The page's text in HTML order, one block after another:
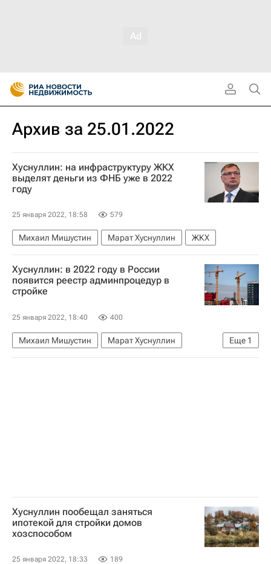
Архив за 25.01.2022
Хуснуллин: на инфраструктуру ЖКХ
выделят деньги из ФНБ уже в 2022
году
25 января 2022, 18:58 579
Михаил Мишустин Марат Хуснуллин ЖКХ
Хуснуллин: в 2022 году в России
появится реестр админпроцедур в
стройке
25 января 2022, 18:40 400
Еще 1
Михаил Мишустин
Марат Хуснуллин
Строительство
Хуснуллин пообещал заняться
ипотекой для стройки домов
хозспособом
25 января 2022, 18:33 189